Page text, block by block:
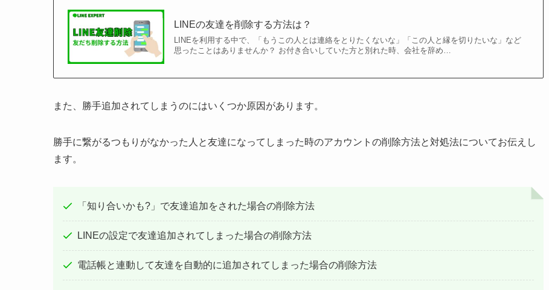
LINEの友達を削除する方法は？
LINEを利用する中で、「もうこの人とは連絡をとりたくないな」「この人と縁を切りたいな」など
思ったことはありませんか？ お付き合いしていた方と別れた時、会社を辞め…
また、勝手追加されてしまうのにはいくつか原因があります。
勝手に繋がるつもりがなかった人と友達になってしまった時のアカウントの削除方法と対処法についてお伝えし
ます。
「知り合いかも?」で友達追加をされた場合の削除方法
LINEの設定で友達追加されてしまった場合の削除方法
電話帳と連動して友達を自動的に追加されてしまった場合の削除方法